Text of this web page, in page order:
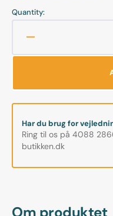
Om produktet
Quantity:
quantity
-
D710
3000
Lumen
Har du brug for
Ring til os på 4088
butikken.dk